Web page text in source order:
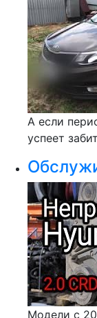
А если
успеет
Модели с